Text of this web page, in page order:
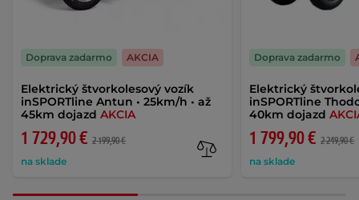
Elektrický štvorkolesový vozík
inSPORTline Antun • 25km/h • až
45km dojazd AKCIA
1 729,90 € 2 199,90 €
na sklade
Doprava zadarmo AKCIA
Elektrický
inSPORTline
40km dojazd
1 799,90 € 2 249,90 €
na sklade
Doprava zadarmo